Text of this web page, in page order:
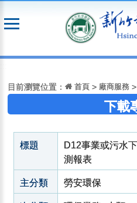
到
目前瀏覽位置： 首頁 > 廠商服務
下載
標題
D12事業或污水
測報表
主分類 勞安環保